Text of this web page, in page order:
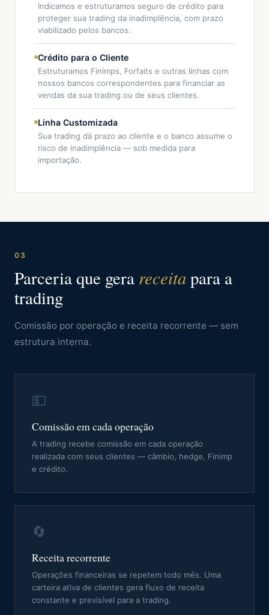
Indicamos e estruturamos seguro de crédito para
proteger sua trading da inadimplência, com prazo
viabilizado pelos bancos.
Crédito para o Cliente
Estruturamos Finimps, Forfaits e outras linhas com
nossos bancos correspondentes para financiar as
vendas da sua trading ou de seus clientes.
Linha Customizada
Sua trading dá prazo ao cliente e o banco assume o
risco de inadimplência — sob medida para
importação.
03
Parceria que gera receitapara a
trading
Comissão por operação e receita recorrente — sem
estrutura interna.
💵
Comissão em cada operação
A trading recebe comissão em cada operação
realizada com seus clientes — câmbio, hedge, Finimp
e crédito.
🔄
Receita recorrente
Operações financeiras se repetem todo mês. Uma
carteira ativa de clientes gera fluxo de receita
constante e previsível para a trading.